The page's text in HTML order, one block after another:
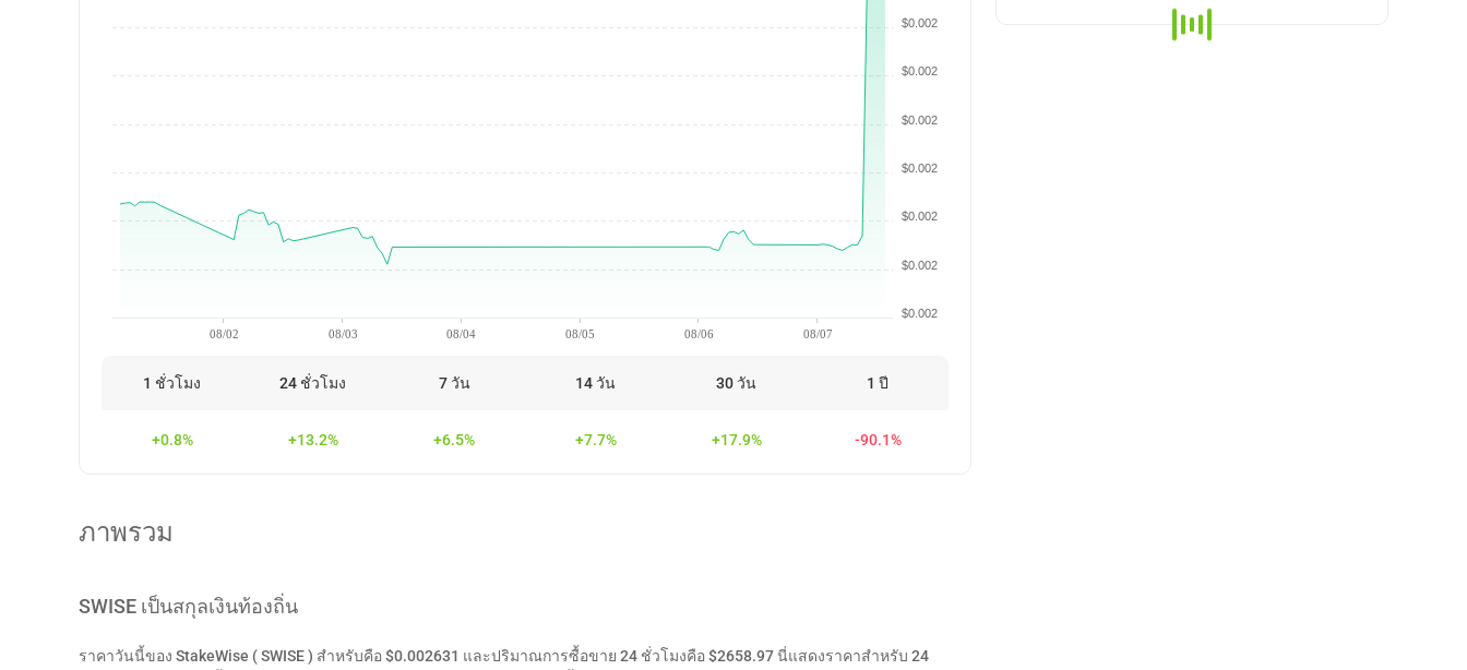
08/02 08/03 08/04 08/05 08/06 08/07
$0.002
$0.002
$0.002
$0.002
$0.002
$0.002
$0.002
1 ชั่วโมง 24 ชั่วโมง 7 วัน 14 วัน 30 วัน 1 ปี
+0.8% +13.2% +6.5% +7.7% +17.9% -90.1%
ภาพรวม
SWISE เป็นสกุลเงินท้องถิ่น
ราคาวันนี้ของ StakeWise ( SWISE ) สำหรับคือ $0.002631 และปริมาณการซื้อขาย 24 ชั่วโมงคือ $2658.97 นี่แสดงราคาสำหรับ 24